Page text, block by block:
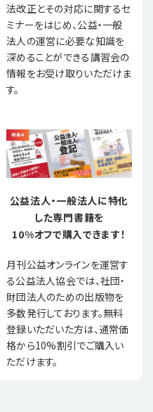
法改正とその対応に関するセ
ミナーをはじめ、公益・一般
法人の運営に必要な知識を
深めることができる講習会の
情報をお受け取りいただけま
す。
公益法人・一般法人に特化
した専門書籍を
10%オフで購入できます！
月刊公益オンラインを運営す
る公益法人協会では、社団・
財団法人のための出版物を
多数発行しております。無料
登録いただいた方は、通常価
格から10%割引でご購入い
ただけます。